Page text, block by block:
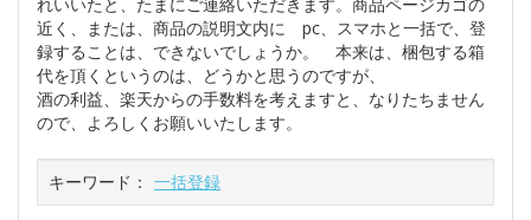
近く、または、商品の説明文内に pc、スマホと一括で、登
録することは、できないでしょうか。 本来は、梱包する箱
代を頂くというのは、どうかと思うのですが、
酒の利益、楽天からの手数料を考えますと、なりたちません
ので、よろしくお願いいたします。
キーワード： 一括登録